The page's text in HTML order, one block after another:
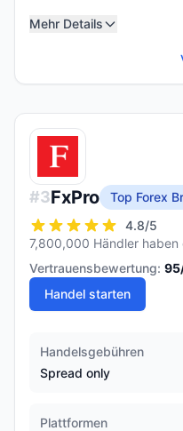
Mehr Details
#3FxPro
Top Forex
4.8/5
7,800,000 Händler
Vertrauensbewertung: 95
Handel starten
Handelsgebühren
Spread only
Plattformen